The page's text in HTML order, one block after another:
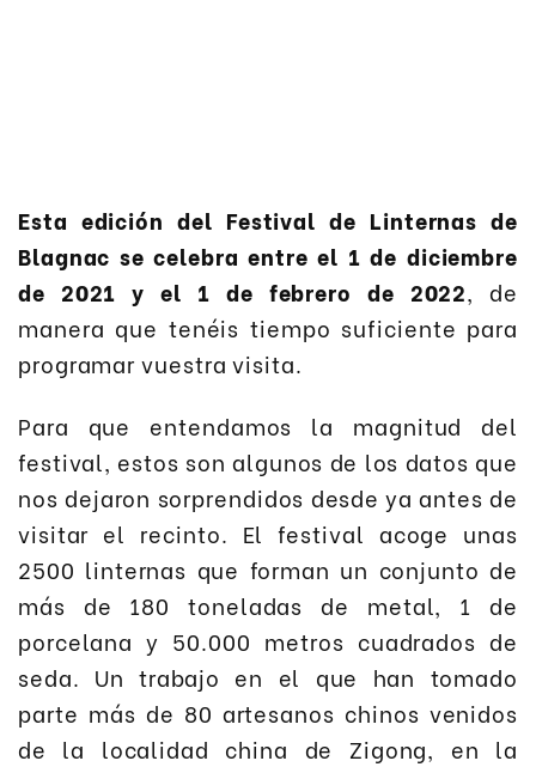
Esta edición del Festival de Linternas de
Blagnac se celebra entre el 1 de diciembre
de 2021 y el 1 de febrero de 2022, de
manera que tenéis tiempo suficiente para
programar vuestra visita.
Para que entendamos la magnitud del
festival, estos son algunos de los datos que
nos dejaron sorprendidos desde ya antes de
visitar el recinto. El festival acoge unas
2500 linternas que forman un conjunto de
más de 180 toneladas de metal, 1 de
porcelana y 50.000 metros cuadrados de
seda. Un trabajo en el que han tomado
parte más de 80 artesanos chinos venidos
de la localidad china de Zigong, en la